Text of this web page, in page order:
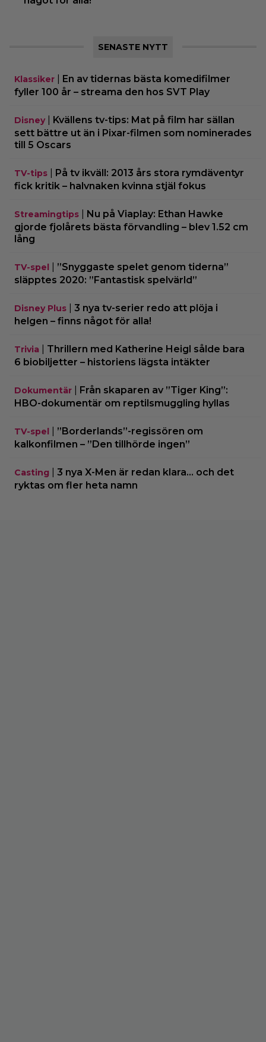
SENASTE NYTT
Klassiker
En av tidernas bästa komedifilmer
fyller 100 år – streama den hos SVT Play
Disney|
Kvällens tv-tips: Mat på film har sällan
sett bättre ut än i Pixar-filmen som nominerades
till 5 Oscars
TV-tips
På tv ikväll: 2013 års stora rymdäventyr
fick kritik – halvnaken kvinna stjäl fokus
Streamingtips
Nu på Viaplay: Ethan Hawke
gjorde fjolårets bästa förvandling – blev 1.52 cm
lång
TV-spel
”Snyggaste spelet genom tiderna”
släpptes 2020: ”Fantastisk spelvärld”
Disney Plus
3 nya tv-serier redo att plöja i
helgen – finns något för alla!
Trivia
Thrillern med Katherine Heigl sålde bara
6 biobiljetter – historiens lägsta intäkter
Dokumentär
Från skaparen av ”Tiger King”:
HBO-dokumentär om reptilsmuggling hyllas
TV-spel
”Borderlands”-regissören om
kalkonfilmen – ”Den tillhörde ingen”
Casting
3 nya X-Men är redan klara… och det
ryktas om fler heta namn